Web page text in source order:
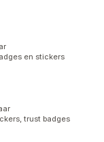
en stickers
trust badges